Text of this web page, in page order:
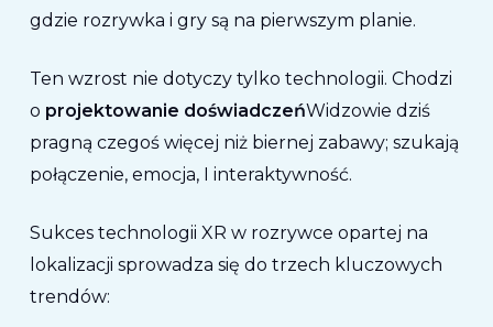
gdzie rozrywka i gry są na pierwszym planie.
Ten wzrost nie dotyczy tylko technologii. Chodzi
o projektowanie doświadczeńWidzowie dziś
pragną czegoś więcej niż biernej zabawy; szukają
połączenie, emocja, I interaktywność.
Sukces technologii XR w rozrywce opartej na
lokalizacji sprowadza się do trzech kluczowych
trendów: